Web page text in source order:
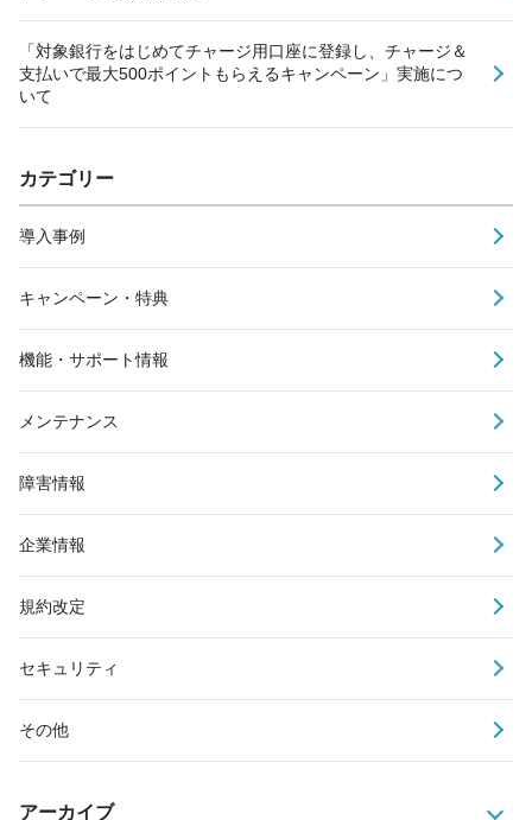
「対象銀行をはじめてチャージ用口座に登録し、チャージ＆
支払いで最大500ポイントもらえるキャンペーン」実施につ
いて
カテゴリー
導入事例
キャンペーン・特典
機能・サポート情報
メンテナンス
障害情報
企業情報
規約改定
セキュリティ
その他
アーカイブ